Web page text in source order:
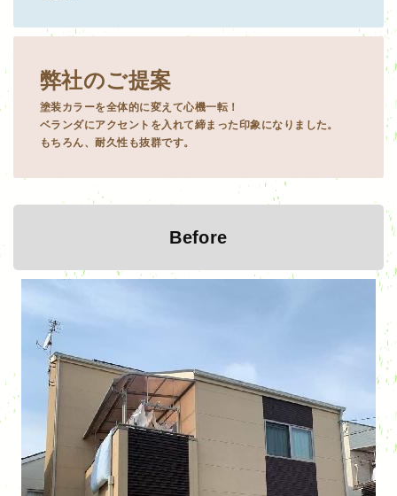
弊社のご提案
塗装カラーを全体的に変えて心機一転！
ベランダにアクセントを入れて締まった印象になりました。
もちろん、耐久性も抜群です。
Before